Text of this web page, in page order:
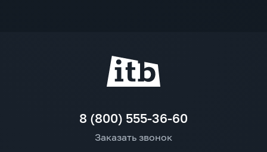
8 (800) 555-36-60
Заказать звонок